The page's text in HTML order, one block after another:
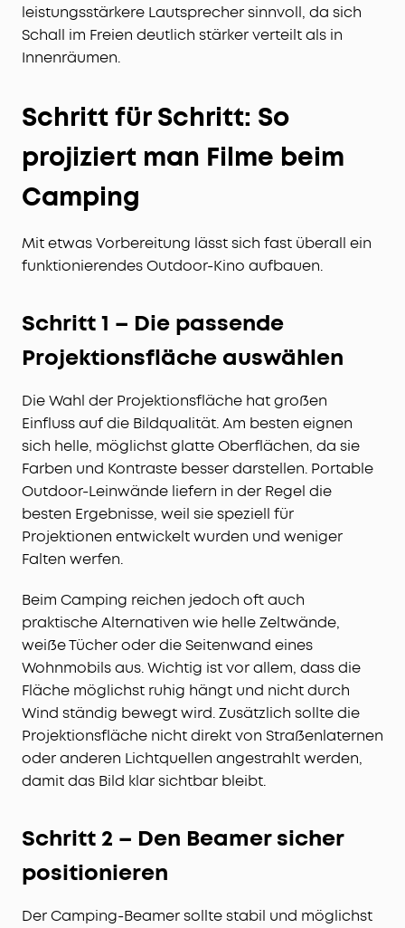
leistungsstärkere Lautsprecher sinnvoll, da sich
Schall im Freien deutlich stärker verteilt als in
Innenräumen.
Schritt für Schritt: So
projiziert man Filme beim
Camping
Mit etwas Vorbereitung lässt sich fast überall ein
funktionierendes Outdoor-Kino aufbauen.
Schritt 1 – Die passende
Projektionsfläche auswählen
Die Wahl der Projektionsfläche hat großen
Einfluss auf die Bildqualität. Am besten eignen
sich helle, möglichst glatte Oberflächen, da sie
Farben und Kontraste besser darstellen. Portable
Outdoor-Leinwände liefern in der Regel die
besten Ergebnisse, weil sie speziell für
Projektionen entwickelt wurden und weniger
Falten werfen.
Beim Camping reichen jedoch oft auch
praktische Alternativen wie helle Zeltwände,
weiße Tücher oder die Seitenwand eines
Wohnmobils aus. Wichtig ist vor allem, dass die
Fläche möglichst ruhig hängt und nicht durch
Wind ständig bewegt wird. Zusätzlich sollte die
Projektionsfläche nicht direkt von Straßenlaternen
oder anderen Lichtquellen angestrahlt werden,
damit das Bild klar sichtbar bleibt.
Schritt 2 – Den Beamer sicher
positionieren
Der Camping-Beamer sollte stabil und möglichst